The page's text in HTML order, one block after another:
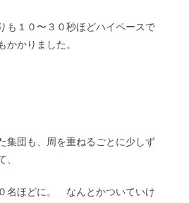
も１０〜３０秒ほどハイペースで
かかりました。
集団も、周を重ねるごとに少しず
、
名ほどに。 なんとかついていけ